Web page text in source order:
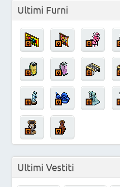
Ultimi Furni
Ultimi Vestiti